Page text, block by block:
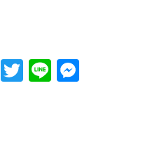
Facebook
Twitter
Line